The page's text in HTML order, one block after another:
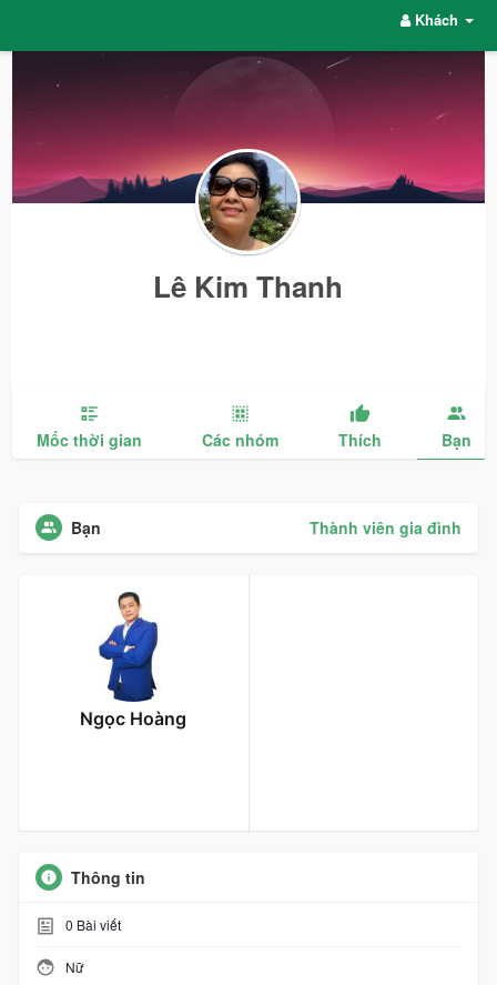
Khách
Lê Kim Thanh
Mốc thời gian Các nhóm Thích Bạn
Bạn Thành viên gia đình
Ngọc Hoàng
Thông tin
0 Bài viết
Nữ